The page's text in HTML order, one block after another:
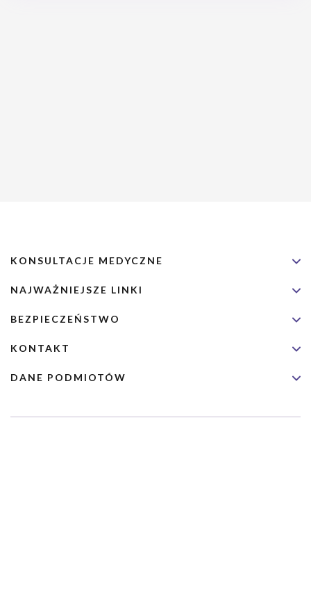
KONSULTACJE MEDYCZNE
NAJWAŻNIEJSZE LINKI
BEZPIECZEŃSTWO
KONTAKT
DANE PODMIOTÓW